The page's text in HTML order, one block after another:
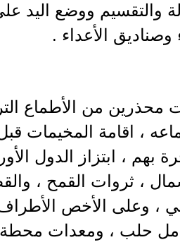
والتقسيم ووضع اليد على
وصناديق الأعداء .
من الأطماع
، اقامة المخيمات
بهم ، ابتزاز الدول
، ثروات القمح ،
، وعلى الأخص
حلب ، ومعدات محطة